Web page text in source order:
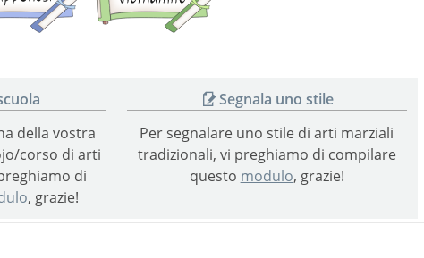
giapponesi
della vostra
corso di arti
di
, grazie!
Segnala uno stile
Per segnalare uno stile di arti marziali
tradizionali, vi preghiamo di compilare
questo modulo, grazie!